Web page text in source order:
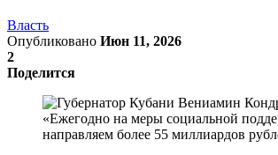
Власть
Опубликовано Июн 11, 2026
2
Поделится